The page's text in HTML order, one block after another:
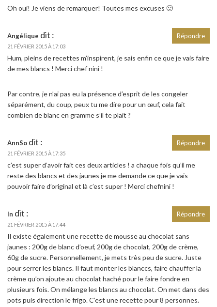
Oh oui! Je viens de remarquer! Toutes mes excuses 🙂
Angélique dit :
21 FÉVRIER 2015 À 17:03
Hum, pleins de recettes m’inspirent, je sais enfin ce que je vais faire
de mes blancs ! Merci chef nini !
Par contre, je n’ai pas eu la présence d’esprit de les congeler
séparément, du coup, peux tu me dire pour un œuf, cela fait
combien de blanc en gramme s’il te plait ?
Répondre
AnnSo dit :
21 FÉVRIER 2015 À 17:35
c’est super d’avoir fait ces deux articles ! a chaque fois qu’il me
reste des blancs et des jaunes je me demande ce que je vais
pouvoir faire d’original et là c’est super ! Merci chefnini !
Répondre
ln dit :
21 FÉVRIER 2015 À 17:44
Il existe également une recette de mousse au chocolat sans
jaunes : 200g de blanc d’oeuf, 200g de chocolat, 200g de crème,
60g de sucre. Personnellement, je mets très peu de sucre. Juste
pour serrer les blancs. Il faut monter les blanccs, faire chauffer la
crème qu’on ajoute au chocolat haché pour le faire fondre en
plusieurs fois. On mélange les blancs au chocolat. On met dans des
pots puis direction le frigo. C’est une recette pour 8 personnes.
Répondre